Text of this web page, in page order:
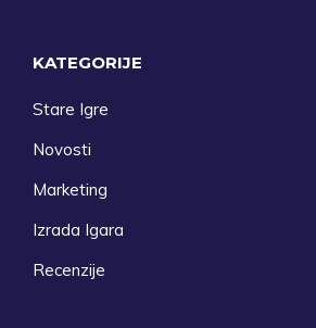
KATEGORIJE
Stare Igre
Novosti
Marketing
Izrada Igara
Recenzije